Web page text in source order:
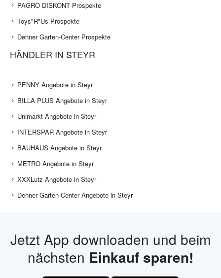
PAGRO DISKONT Prospekte
Toys"R"Us Prospekte
Dehner Garten-Center Prospekte
HÄNDLER IN STEYR
PENNY Angebote in Steyr
BILLA PLUS Angebote in Steyr
Unimarkt Angebote in Steyr
INTERSPAR Angebote in Steyr
BAUHAUS Angebote in Steyr
METRO Angebote in Steyr
XXXLutz Angebote in Steyr
Dehner Garten-Center Angebote in Steyr
Jetzt App downloaden und beim
nächsten Einkauf sparen!